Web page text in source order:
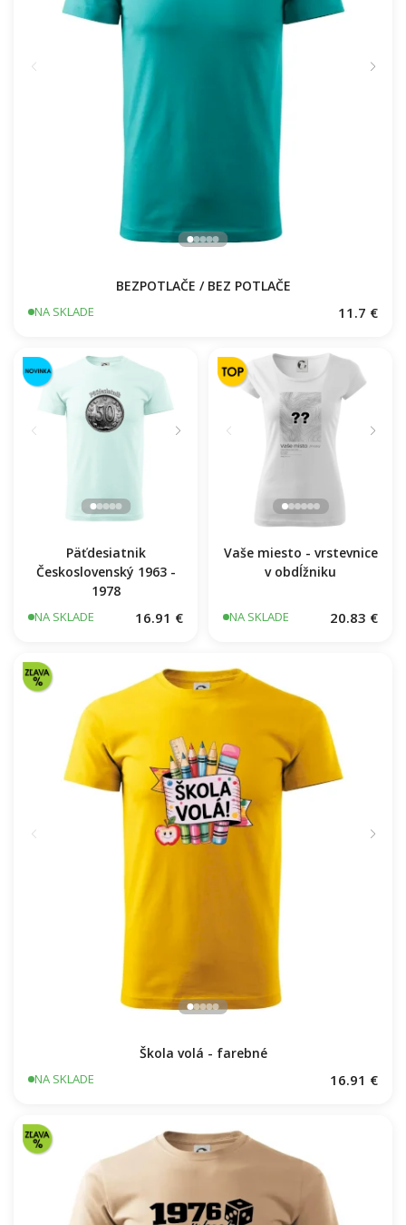
BEZPOTLAČE / BEZ POTLAČE
NA SKLADE 11.7 €
Päťdesiatnik
Československý 1963 -
1978
NA SKLADE 16.91 €
Vaše miesto - vrstevnice
v obdĺžniku
NA SKLADE 20.83 €
NA SKLADE 16.91 €